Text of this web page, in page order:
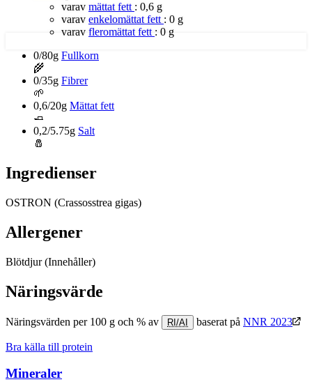
varav mättat fett : 0,6 g
varav enkelomättat fett : 0 g
varav fleromättat fett : 0 g
0/80g Fullkorn
🌾
0/35g Fibrer
🌱
0,6/20g Mättat fett
🧈
0,2/5.75g Salt
🧂
Ingredienser
OSTRON (Crassosstrea gigas)
Allergener
Blötdjur(Innehåller)
Näringsvärde
Näringsvärden per 100 g och % av RI/AI baserat på NNR 2023
Bra källa till protein
Mineraler